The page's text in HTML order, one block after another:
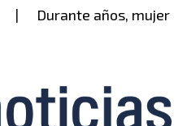
Durante años, mujer